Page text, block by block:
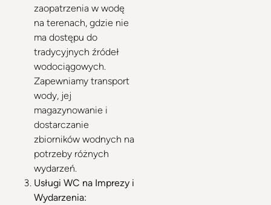
zaopatrzenia w wodę
na terenach, gdzie nie
ma dostępu do
tradycyjnych źródeł
wodociągowych.
Zapewniamy transport
wody, jej
magazynowanie i
dostarczanie
zbiorników wodnych na
potrzeby różnych
wydarzeń.
Usługi WC na Imprezy i
Wydarzenia: